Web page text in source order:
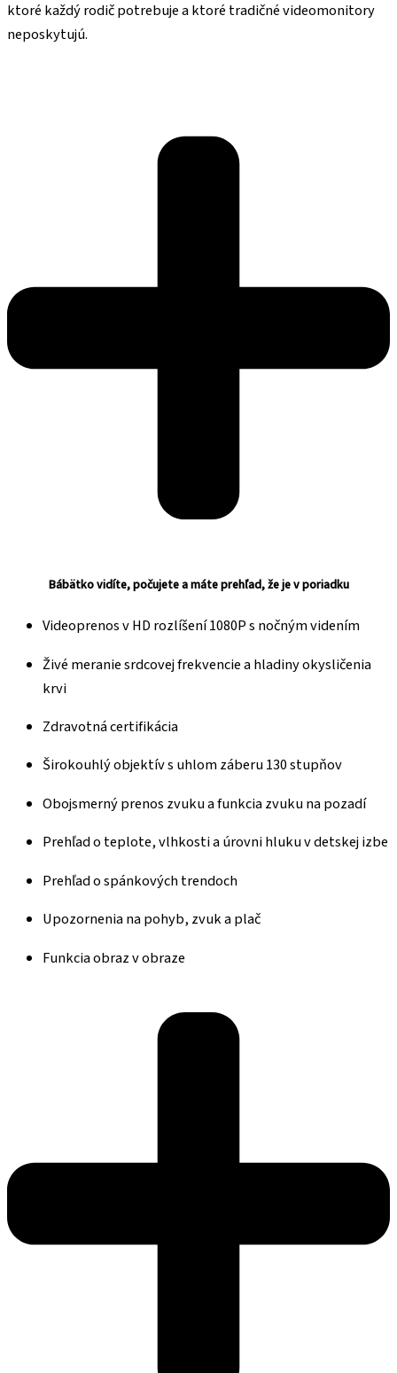
ktoré každý rodič potrebuje a ktoré tradičné videomonitory
neposkytujú.
Bábätko vidíte, počujete a máte prehľad, že je v poriadku
Videoprenos v HD rozlíšení 1080P s nočným videním
Živé meranie srdcovej frekvencie a hladiny okysličenia
krvi
Zdravotná certifikácia
Širokouhlý objektív s uhlom záberu 130 stupňov
Obojsmerný prenos zvuku a funkcia zvuku na pozadí
Prehľad o teplote, vlhkosti a úrovni hluku v detskej izbe
Prehľad o spánkových trendoch
Upozornenia na pohyb, zvuk a plač
Funkcia obraz v obraze